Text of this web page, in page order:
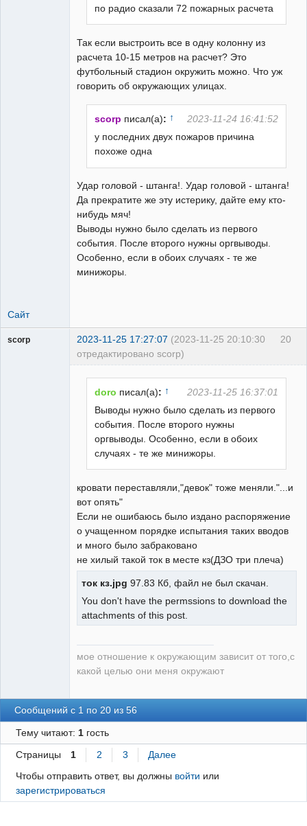
по радио сказали 72 пожарных расчета
Так если выстроить все в одну колонну из
расчета 10-15 метров на расчет? Это
футбольный стадион окружить можно. Что уж
говорить об окружающих улицах.
scorp писал(а): ↑
2023-11-24 16:41:52
у последних двух пожаров причина
похоже одна
Удар головой - штанга!. Удар головой - штанга!
Да прекратите же эту истерику, дайте ему кто-
нибудь мяч!
Выводы нужно было сделать из первого
события. После второго нужны оргвыводы.
Особенно, если в обоих случаях - те же
минижоры.
Сайт
20
scorp 2023-11-25 17:27:07 (2023-11-25 20:10:30
отредактировано scorp)
doro писал(а): ↑
2023-11-25 16:37:01
Выводы нужно было сделать из первого
события. После второго нужны
оргвыводы. Особенно, если в обоих
случаях - те же минижоры.
кровати переставляли,"девок" тоже меняли."...и
вот опять"
Если не ошибаюсь было издано распоряжение
о учащенном порядке испытания таких вводов
и много было забраковано
не хилый такой ток в месте кз(ДЗО три плеча)
ток кз.jpg 97.83 Кб, файл не был скачан.
You don't have the permssions to download the
attachments of this post.
мое отношение к окружающим зависит от того,с
какой целью они меня окружают
Сообщений с 1 по 20 из 56
Тему читают: 1гость
Страницы 1 2 3
Далее
Чтобы отправить ответ, вы должны войти или
зарегистрироваться